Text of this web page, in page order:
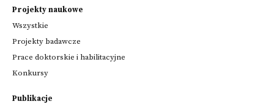
Projekty naukowe
Wszystkie
Projekty badawcze
Prace doktorskie i habilitacyjne
Konkursy
Publikacje